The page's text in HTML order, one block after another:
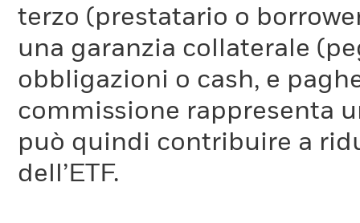
terzo (prestatario o
una garanzia collaterale
obbligazioni o cash, e
commissione rappresenta
può quindi contribuire a
dell’ETF.